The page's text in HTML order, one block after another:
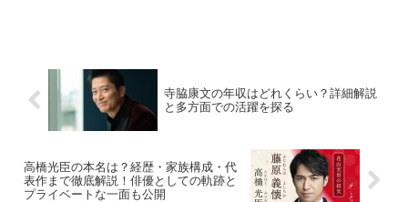
寺脇康文の年収はどれくらい？詳細解説
と多方面での活躍を探る
高橋光臣の本名は？経歴・家族構成・代
表作まで徹底解説！俳優としての軌跡と
プライベートな一面も公開